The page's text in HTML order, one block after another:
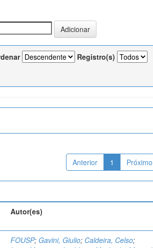
Registro(s)
Anterior 1 Próximo
Autor(es)
FOUSP; Gavini, Giulio; Caldeira, Celso;